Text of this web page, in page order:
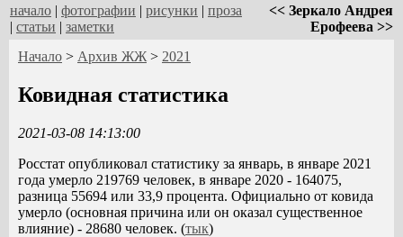
начало | фотографии | рисунки | проза
| статьи | заметки
<< Зеркало Андрея
Ерофеева >>
Начало > Архив ЖЖ > 2021
Ковидная статистика
2021-03-08 14:13:00
Росстат опубликовал статистику за январь, в январе 2021
года умерло 219769 человек, в январе 2020 - 164075,
разница 55694 или 33,9 процента. Официально от ковида
умерло (основная причина или он оказал существенное
влияние) - 28680 человек. (тык)